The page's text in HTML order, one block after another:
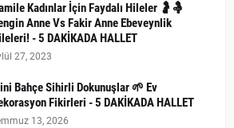
Kadınlar İçin Faydalı Hileler 🤰🤱
Anne Vs Fakir Anne Ebeveynlik
- 5 DAKİKADA HALLET
27, 2023
Bahçe Sihirli Dokunuşlar 🌱 Ev
Fikirleri - 5 DAKİKADA HALLET
13, 2026